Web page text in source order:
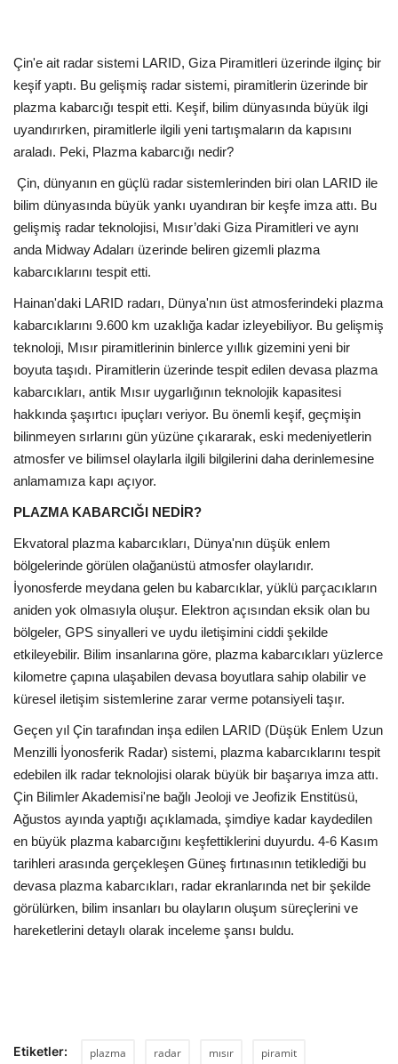
Gündem
Dünya
Çin'e ait radar sistemi LARID, Giza Piramitleri üzerinde ilginç bir
keşif yaptı. Bu gelişmiş radar sistemi, piramitlerin üzerinde bir
plazma kabarcığı tespit etti. Keşif, bilim dünyasında büyük ilgi
uyandırırken, piramitlerle ilgili yeni tartışmaların da kapısını
araladı. Peki, Plazma kabarcığı nedir?
Çin, dünyanın en güçlü radar sistemlerinden biri olan LARID ile
bilim dünyasında büyük yankı uyandıran bir keşfe imza attı. Bu
gelişmiş radar teknolojisi, Mısır’daki Giza Piramitleri ve aynı
anda Midway Adaları üzerinde beliren gizemli plazma
kabarcıklarını tespit etti.
Hainan'daki LARID radarı, Dünya'nın üst atmosferindeki plazma
kabarcıklarını 9.600 km uzaklığa kadar izleyebiliyor. Bu gelişmiş
teknoloji, Mısır piramitlerinin binlerce yıllık gizemini yeni bir
boyuta taşıdı. Piramitlerin üzerinde tespit edilen devasa plazma
kabarcıkları, antik Mısır uygarlığının teknolojik kapasitesi
hakkında şaşırtıcı ipuçları veriyor. Bu önemli keşif, geçmişin
bilinmeyen sırlarını gün yüzüne çıkararak, eski medeniyetlerin
atmosfer ve bilimsel olaylarla ilgili bilgilerini daha derinlemesine
anlamamıza kapı açıyor.
PLAZMA KABARCIĞI NEDİR?
Ekvatoral plazma kabarcıkları, Dünya'nın düşük enlem
bölgelerinde görülen olağanüstü atmosfer olaylarıdır.
İyonosferde meydana gelen bu kabarcıklar, yüklü parçacıkların
aniden yok olmasıyla oluşur. Elektron açısından eksik olan bu
bölgeler, GPS sinyalleri ve uydu iletişimini ciddi şekilde
etkileyebilir. Bilim insanlarına göre, plazma kabarcıkları yüzlerce
kilometre çapına ulaşabilen devasa boyutlara sahip olabilir ve
küresel iletişim sistemlerine zarar verme potansiyeli taşır.
Geçen yıl Çin tarafından inşa edilen LARID (Düşük Enlem Uzun
Menzilli İyonosferik Radar) sistemi, plazma kabarcıklarını tespit
edebilen ilk radar teknolojisi olarak büyük bir başarıya imza attı.
Çin Bilimler Akademisi'ne bağlı Jeoloji ve Jeofizik Enstitüsü,
Ağustos ayında yaptığı açıklamada, şimdiye kadar kaydedilen
en büyük plazma kabarcığını keşfettiklerini duyurdu. 4-6 Kasım
tarihleri arasında gerçekleşen Güneş fırtınasının tetiklediği bu
devasa plazma kabarcıkları, radar ekranlarında net bir şekilde
görülürken, bilim insanları bu olayların oluşum süreçlerini ve
hareketlerini detaylı olarak inceleme şansı buldu.
Etiketler: plazma radar mısır piramit